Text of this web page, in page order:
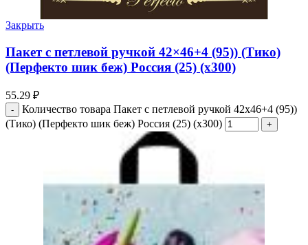
Закрыть
Пакет с петлевой ручкой 42×46+4 (95)) (Тико)
(Перфекто шик беж) Россия (25) (х300)
55.29 ₽
Количество товара Пакет с петлевой ручкой 42x46+4 (95))
(Тико) (Перфекто шик беж) Россия (25) (х300)